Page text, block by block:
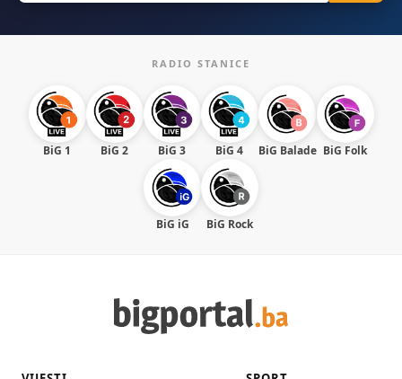
RADIO STANICE
BiG 1 BiG 2 BiG 3 BiG 4 BiG Balade BiG Folk
BiG iG BiG Rock